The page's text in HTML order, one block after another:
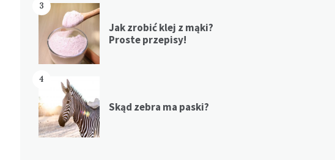
3
Jak zrobić klej z mąki?
Proste przepisy!
4
Skąd zebra ma paski?